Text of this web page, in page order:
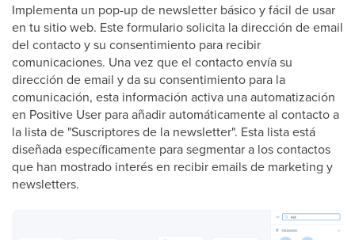
Implementa un pop-up de newsletter básico y fácil de usar
en tu sitio web. Este formulario solicita la dirección de email
del contacto y su consentimiento para recibir
comunicaciones. Una vez que el contacto envía su
dirección de email y da su consentimiento para la
comunicación, esta información activa una automatización
en Positive User para añadir automáticamente al contacto a
la lista de "Suscriptores de la newsletter". Esta lista está
diseñada específicamente para segmentar a los contactos
que han mostrado interés en recibir emails de marketing y
newsletters.